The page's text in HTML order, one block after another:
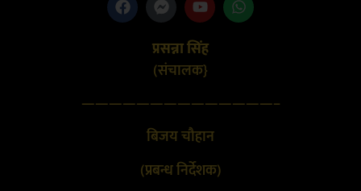
प्रसन्ना सिंह
(संचालक}
——————————————–
बिजय चौहान
(प्रबन्ध निर्देशक)